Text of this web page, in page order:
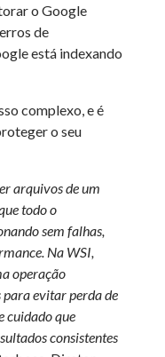
o Google
de
está indexando
complexo, e é
o seu
arquivos de um
todo o
sem falhas,
Na WSI,
operação
para evitar perda de
cuidado que
consistentes